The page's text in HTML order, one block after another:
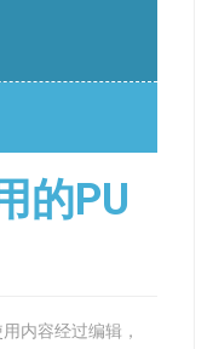
的PU
内容经过编辑，